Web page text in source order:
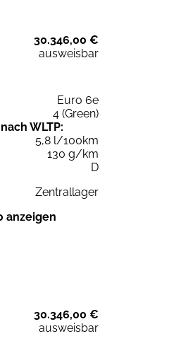
30.346,00 €
ausweisbar
Euro 6e
4 (Green)
WLTP:
5,8 l/100km
130 g/km
D
Zentrallager
anzeigen
30.346,00 €
ausweisbar